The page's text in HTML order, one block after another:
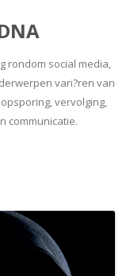
rondom social media,
vari?ren van
vervolging,
communicatie.